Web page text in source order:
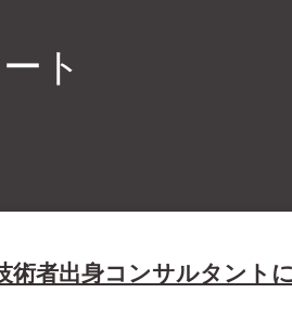
ト
術者出身コンサルタント